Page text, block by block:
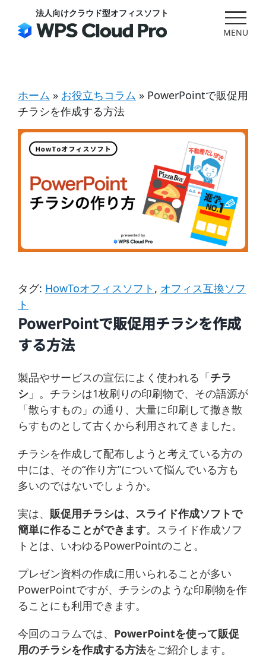
content
法人向けクラウド型オフィスソフト
ホーム » お役立ちコラム » PowerPointで販促用
チラシを作成する方法
タグ: HowToオフィスソフト , オフィス互換ソフ
ト
PowerPointで販促用チラシを作成
する方法
製品やサービスの宣伝によく使われる「チラ
シ 」。チラシは1枚刷りの印刷物で、その語源が
「散らすもの」の通り、大量に印刷して撒き散
らすものとして古くから利用されてきました。
チラシを作成して配布しようと考えている方の
中には、その“作り方”について悩んでいる方も
多いのではないでしょうか。
実は、 販促用チラシは、スライド作成ソフトで
簡単に作ることができます。スライド作成ソフ
トとは、いわゆるPowerPointのこと。
プレゼン資料の作成に用いられることが多い
PowerPointですが、チラシのような印刷物を作
ることにも利用できます。
今回のコラムでは、 PowerPointを使って販促
用のチラシを作成する方法をご紹介します。